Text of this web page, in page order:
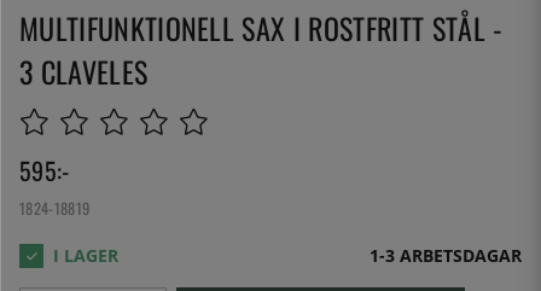
MULTIFUNKTIONELL SAX I ROSTFRITT STÅL -
3 CLAVELES
595:-
1824-18819
1-3 ARBETSDAGAR